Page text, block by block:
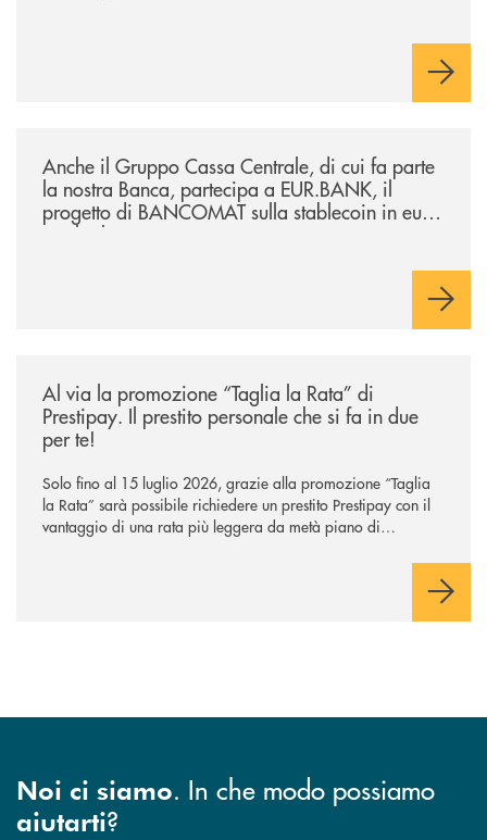
Anche il Gruppo Cassa Centrale, di cui fa parte
la nostra Banca, partecipa a EUR.BANK, il
progetto di BANCOMAT sulla stablecoin in euro
e sul relativo ecosistema
Al via la promozione “Taglia la Rata” di
Prestipay. Il prestito personale che si fa in due
per te!
Solo fino al 15 luglio 2026, grazie alla promozione “Taglia
la Rata” sarà possibile richiedere un prestito Prestipay con il
vantaggio di una rata più leggera da metà piano di
Noi ci siamo. In che modo possiamo
aiutarti?